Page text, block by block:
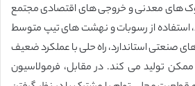
های معدنی و خروجی های اقتصادی مجتمع
استفاده از رسوبات و نهشت های تیپ متوسط
صنعتی استاندارد، راه حلی با عملکرد ضعیف
تولید می کند. در مقابل، فرمولاسیون